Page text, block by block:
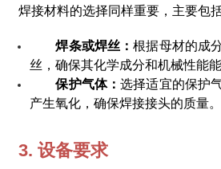
焊接材料的选择同样重要，主要包
焊条或焊丝：根据母材的成
丝，确保其化学成分和机械性能
保护气体：选择适宜的保护
产生氧化，确保焊接接头的质量。
3. 设备要求